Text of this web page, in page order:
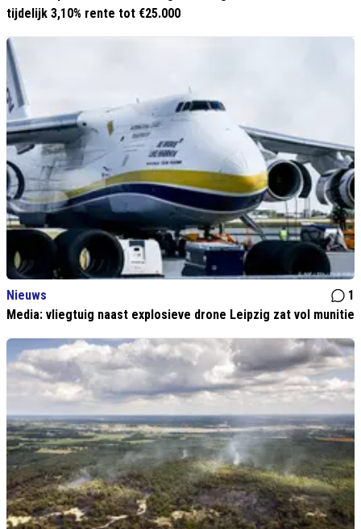
tijdelijk 3,10% rente tot €25.000
Nieuws
1
Media: vliegtuig naast explosieve drone Leipzig zat vol munitie